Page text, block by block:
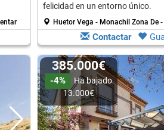
felicidad en un entorno único.
Huetor Vega - Monachil Zona De
Contactar
385.000€
-4%
Ha bajado
13.000€